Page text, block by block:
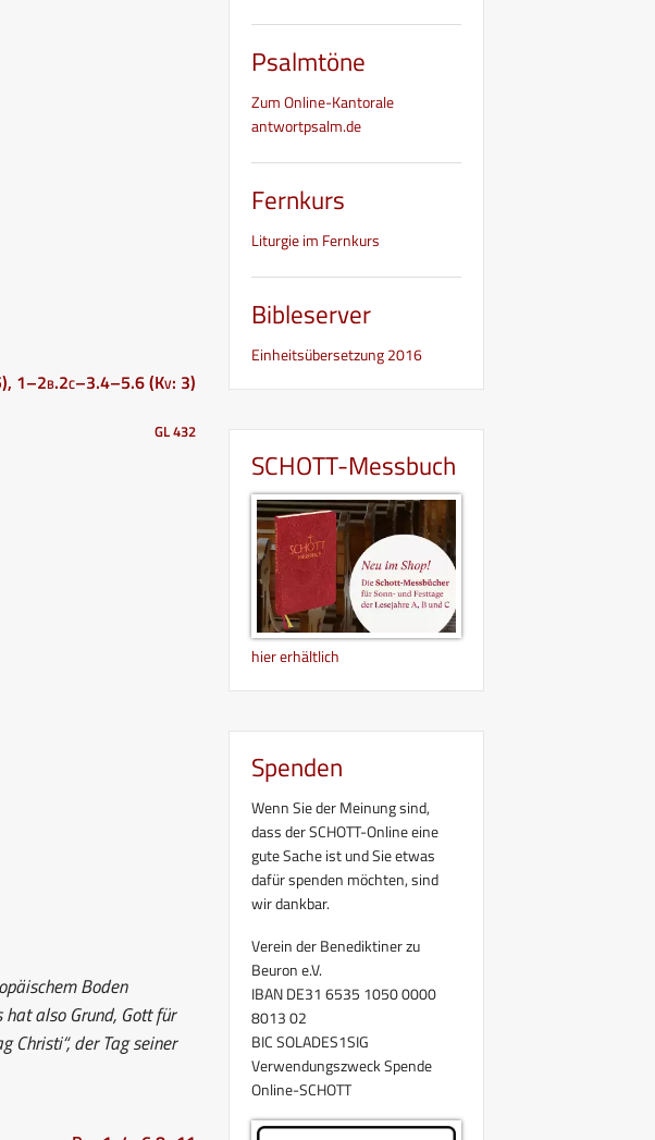
1–2b.2c–3.4–5.6 (Kv: 3)
GL 432
Boden
also Grund, Gott für
Christi“, der Tag seiner
Psalmtöne
Zum Online-Kantorale
antwortpsalm.de
Fernkurs
Liturgie im Fernkurs
Bibleserver
Einheitsübersetzung 2016
SCHOTT-Messbuch
hier erhältlich
Spenden
Wenn Sie der Meinung sind,
dass der SCHOTT-Online eine
gute Sache ist und Sie etwas
dafür spenden möchten, sind
wir dankbar.
Verein der Benediktiner zu
Beuron e.V.
IBAN DE31 6535 1050 0000
8013 02
BIC SOLADES1SIG
Verwendungszweck Spende
Online-SCHOTT